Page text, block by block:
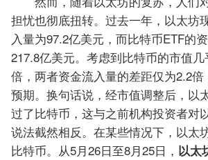
担忧也彻底扭转。过去一年，以太坊
入量为97.2亿美元，而比特币ETF的
217.8亿美元。考虑到比特币的市值
倍，两者资金流入量的差距仅为2.2
预期。换句话说，经市值调整后，以
过了比特币，这与之前机构投资者对
说法截然相反。在某些情况下，以太
比特币。从5月26日至8月25日， 以太